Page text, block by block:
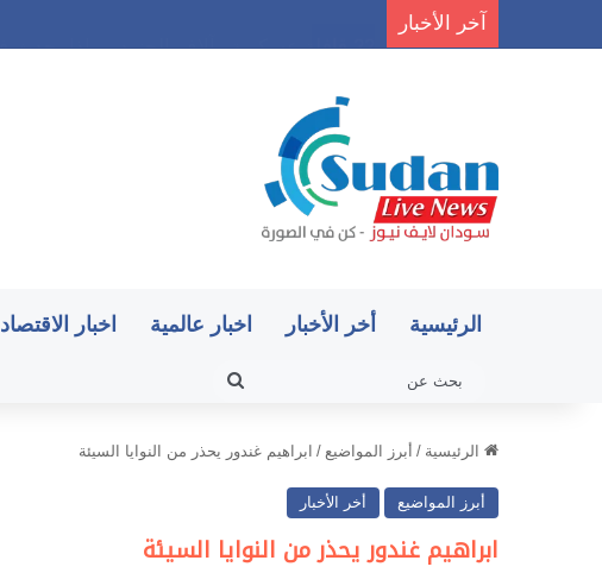
آخر الأخبار
الرئيسية أخر الأخبار اخبار عالمية اخبار الاقتصاد
الرئيسية / أبرز المواضيع / ابراهيم غندور يحذر من النوايا السيئة
أبرز المواضيع أخر الأخبار
ابراهيم غندور يحذر من النوايا السيئة